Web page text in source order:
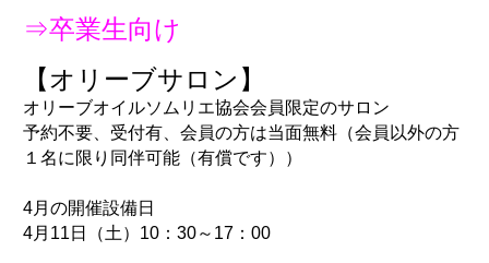
⇒卒業生向け
予約不要、受付有、会員の方は当面無料（会員以外の方
１名に限り同伴可能（有償です））
4月の開催設備日